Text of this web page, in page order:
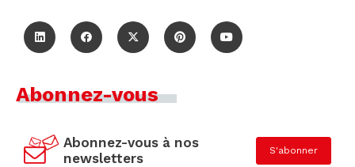
Abonnez-vous
Abonnez-vous à nos
newsletters
S'abonner